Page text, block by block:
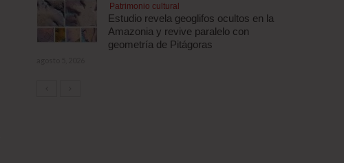
Patrimonio cultural
Estudio revela geoglifos ocultos en la
Amazonia y revive paralelo con
geometría de Pitágoras